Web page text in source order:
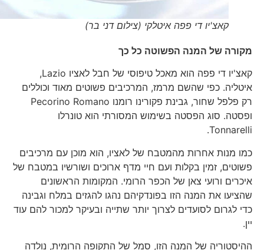
קאצ'יו די פפה איטלקי (צילום דני בר)
מקורה של המנה הפשוטה כל כך
קאצ'יו די פפה הוא מאכל טיפוסי של חבל לאציו Lazio,
איטליה. כפי שהשם מרמז, המרכיבים פשוטים מאוד וכוללים
רק פלפל שחור, גבינת פקורינו רומנו Pecorino Romano
ופסטה. סוג הפסטה בשימוש המסורתי הוא טונרלו
Tonnarelli.
כמו מנות אחרות מהמטבח של לאציו, הוא מוכן עם מרכיבים
פשוטים, זמין בקלות ועם חיי מדף ארוכים ושורשיו במטבח של
איכרים ורועי צאן של הכפר הרומי. המקומות הראשונים
שהציעו את המנה הזו בפונדקיהם נהגו להגזים במלח וגבינה
כדי לגרום לסועדים לצרוך יותר שתייה ובעיקר למכור להם עוד
ההיסטוריה של המנה הזו, סמל של התקופה הרומית, נולדה